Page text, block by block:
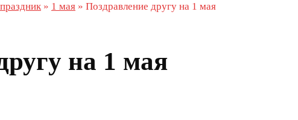
» 1 мая » Поздравление другу на 1 мая
на 1 мая